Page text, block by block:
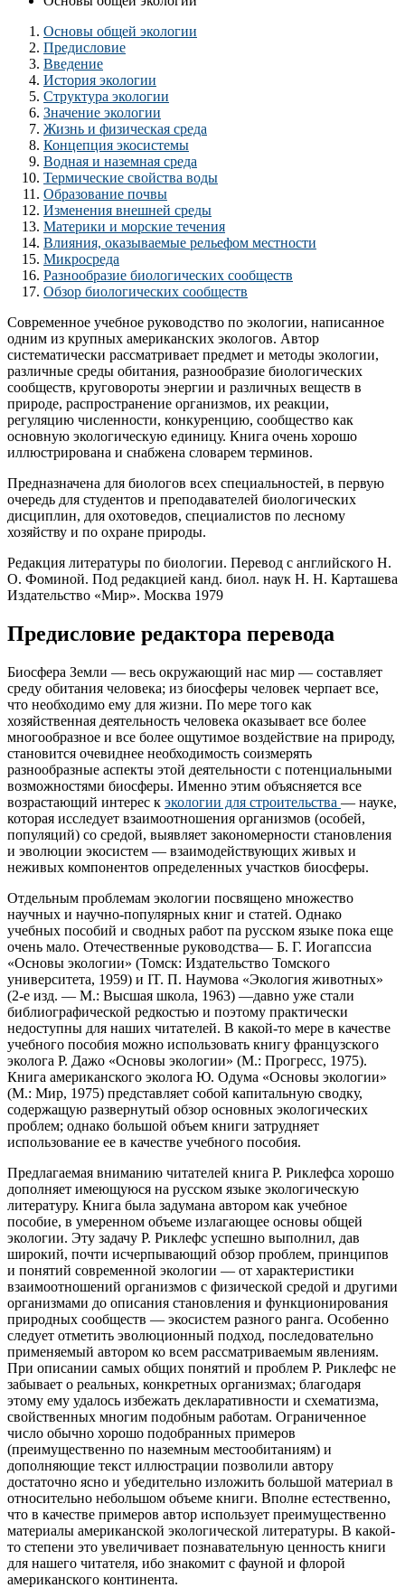
Основы общей экологии
Предисловие
Введение
История экологии
Структура экологии
Значение экологии
Жизнь и физическая среда
Концепция экосистемы
Водная и наземная среда
Термические свойства воды
Образование почвы
Изменения внешней среды
Материки и морские течения
Влияния, оказываемые рельефом местности
Микросреда
Разнообразие биологических сообществ
Обзор биологических сообществ
Современное учебное руководство по экологии, написанное
одним из крупных американских экологов. Автор
систематически рассматривает предмет и методы экологии,
различные среды обитания, разнообразие биологических
сообществ, круговороты энергии и различных веществ в
природе, распространение организмов, их реакции,
регуляцию численности, конкуренцию, сообщество как
основную экологическую единицу. Книга очень хорошо
иллюстрирована и снабжена словарем терминов.
Предназначена для биологов всех специальностей, в первую
очередь для студентов и преподавателей биологических
дисциплин, для охотоведов, специалистов по лесному
хозяйству и по охране природы.
Редакция литературы по биологии. Перевод с английского Н.
О. Фоминой. Под редакцией канд. биол. наук Н. Н. Карташева
Издательство «Мир». Москва 1979
Предисловие редактора перевода
Биосфера Земли — весь окружающий нас мир — составляет
среду обитания человека; из биосферы человек черпает все,
что необходимо ему для жизни. По мере того как
хозяйственная деятельность человека оказывает все более
многообразное и все более ощутимое воздействие на природу,
становится очевиднее необходимость соизмерять
разнообразные аспекты этой деятельности с потенциальными
возможностями биосферы. Именно этим объясняется все
возрастающий интерес к экологии для строительства — науке,
которая исследует взаимоотношения организмов (особей,
популяций) со средой, выявляет закономерности становления
и эволюции экосистем — взаимодействующих живых и
неживых компонентов определенных участков биосферы.
Отдельным проблемам экологии посвящено множество
научных и научно-популярных книг и статей. Однако
учебных пособий и сводных работ па русском языке пока еще
очень мало. Отечественные руководства— Б. Г. Иогапссиа
«Основы экологии» (Томск: Издательство Томского
университета, 1959) и IT. П. Наумова «Экология животных»
(2-е изд. — М.: Высшая школа, 1963) —давно уже стали
библиографической редкостью и поэтому практически
недоступны для наших читателей. В какой-то мере в качестве
учебного пособия можно использовать книгу французского
эколога Р. Дажо «Основы экологии» (М.: Прогресс, 1975).
Книга американского эколога Ю. Одума «Основы экологии»
(М.: Мир, 1975) представляет собой капитальную сводку,
содержащую развернутый обзор основных экологических
проблем; однако большой объем книги затрудняет
использование ее в качестве учебного пособия.
Предлагаемая вниманию читателей книга Р. Риклефса хорошо
дополняет имеющуюся на русском языке экологическую
литературу. Книга была задумана автором как учебное
пособие, в умеренном объеме излагающее основы общей
экологии. Эту задачу Р. Риклефс успешно выполнил, дав
широкий, почти исчерпывающий обзор проблем, принципов
и понятий современной экологии — от характеристики
взаимоотношений организмов с физической средой и другими
организмами до описания становления и функционирования
природных сообществ — экосистем разного ранга. Особенно
следует отметить эволюционный подход, последовательно
применяемый автором ко всем рассматриваемым явлениям.
При описании самых общих понятий и проблем Р. Риклефс не
забывает о реальных, конкретных организмах; благодаря
этому ему удалось избежать декларативности и схематизма,
свойственных многим подобным работам. Ограниченное
число обычно хорошо подобранных примеров
(преимущественно по наземным местообитаниям) и
дополняющие текст иллюстрации позволили автору
достаточно ясно и убедительно изложить большой материал в
относительно небольшом объеме книги. Вполне естественно,
что в качестве примеров автор использует преимущественно
материалы американской экологической литературы. В какой-
то степени это увеличивает познавательную ценность книги
для нашего читателя, ибо знакомит с фауной и флорой
американского континента.